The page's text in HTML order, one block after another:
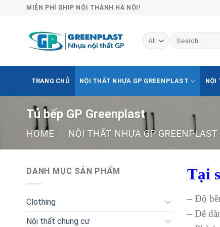
MIỄN PHÍ SHIP NỘI THÀNH HÀ NỘI!
Search
for:
TRANG CHỦ NỘI THẤT NHỰA GP GREENPLAST NỘI
Tủ bếp GP Greenplast
HOME / NỘI THẤT NHỰA GP GREENPLAST
DANH MỤC SẢN PHẨM
Clothing
Nội thất chung cư
Tại
– Độ
– Dễ